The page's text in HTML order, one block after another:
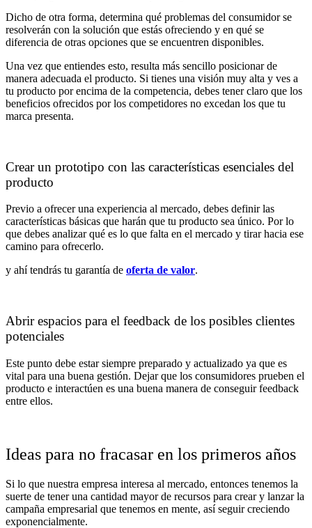
Dicho de otra forma, determina qué problemas del consumidor se
resolverán con la solución que estás ofreciendo y en qué se
diferencia de otras opciones que se encuentren disponibles.
Una vez que entiendes esto, resulta más sencillo posicionar de
manera adecuada el producto. Si tienes una visión muy alta y ves a
tu producto por encima de la competencia, debes tener claro que los
beneficios ofrecidos por los competidores no excedan los que tu
marca presenta.
Crear un prototipo con las características esenciales del
producto
Previo a ofrecer una experiencia al mercado, debes definir las
características básicas que harán que tu producto sea único. Por lo
que debes analizar qué es lo que falta en el mercado y tirar hacia ese
camino para ofrecerlo.
y ahí tendrás tu garantía de oferta de valor.
Abrir espacios para el feedback de los posibles clientes
potenciales
Este punto debe estar siempre preparado y actualizado ya que es
vital para una buena gestión. Dejar que los consumidores prueben el
producto e interactúen es una buena manera de conseguir feedback
entre ellos.
Ideas para no fracasar en los primeros años
Si lo que nuestra empresa interesa al mercado, entonces tenemos la
suerte de tener una cantidad mayor de recursos para crear y lanzar la
campaña empresarial que tenemos en mente, así seguir creciendo
exponencialmente.